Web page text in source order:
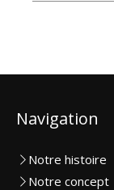
Navigation
Notre histoire
Notre concept